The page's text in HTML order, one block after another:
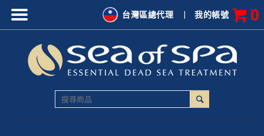
|我的帳號 0
台灣區總代理